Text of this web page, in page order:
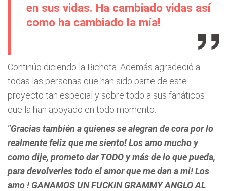
en sus vidas. Ha cambiado vidas así
como ha cambiado la mía!
Continúo diciendo la Bichota. Además agradeció a
todas las personas que han sido parte de este
proyecto tan especial y sobre todo a sus fanáticos
que la han apoyado en todo momento.
"Gracias también a quienes se alegran de cora por lo
realmente feliz que me siento! Los amo mucho y
como dije, prometo dar TODO y más de lo que pueda,
para devolverles todo el amor que me dan a mi! Los
amo ! GANAMOS UN FUCKIN GRAMMY ANGLO AL